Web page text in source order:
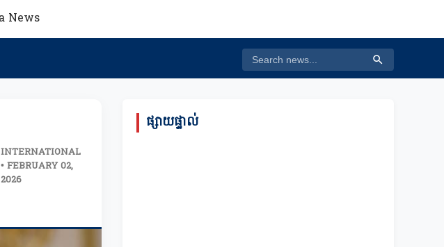
INTERNATIONAL
• FEBRUARY 02,
2026
ផ្សាយផ្ទាល់